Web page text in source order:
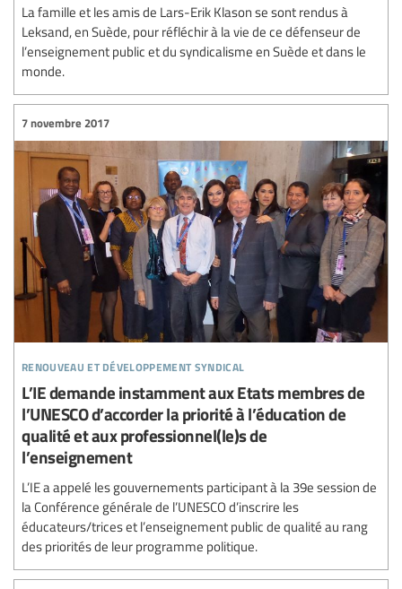
La famille et les amis de Lars-Erik Klason se sont rendus à
Leksand, en Suède, pour réfléchir à la vie de ce défenseur de
l’enseignement public et du syndicalisme en Suède et dans le
monde.
renouveau et développement syndical
7 novembre 2017
L’IE demande instamment aux Etats membres de
l’UNESCO d’accorder la priorité à l’éducation de
qualité et aux professionnel(le)s de
l’enseignement
L’IE a appelé les gouvernements participant à la 39e session de
la Conférence générale de l’UNESCO d’inscrire les
éducateurs/trices et l’enseignement public de qualité au rang
des priorités de leur programme politique.